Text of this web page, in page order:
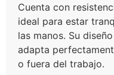
Cuenta con
ideal para estar
las manos. Su
adapta
o fuera del trabajo.